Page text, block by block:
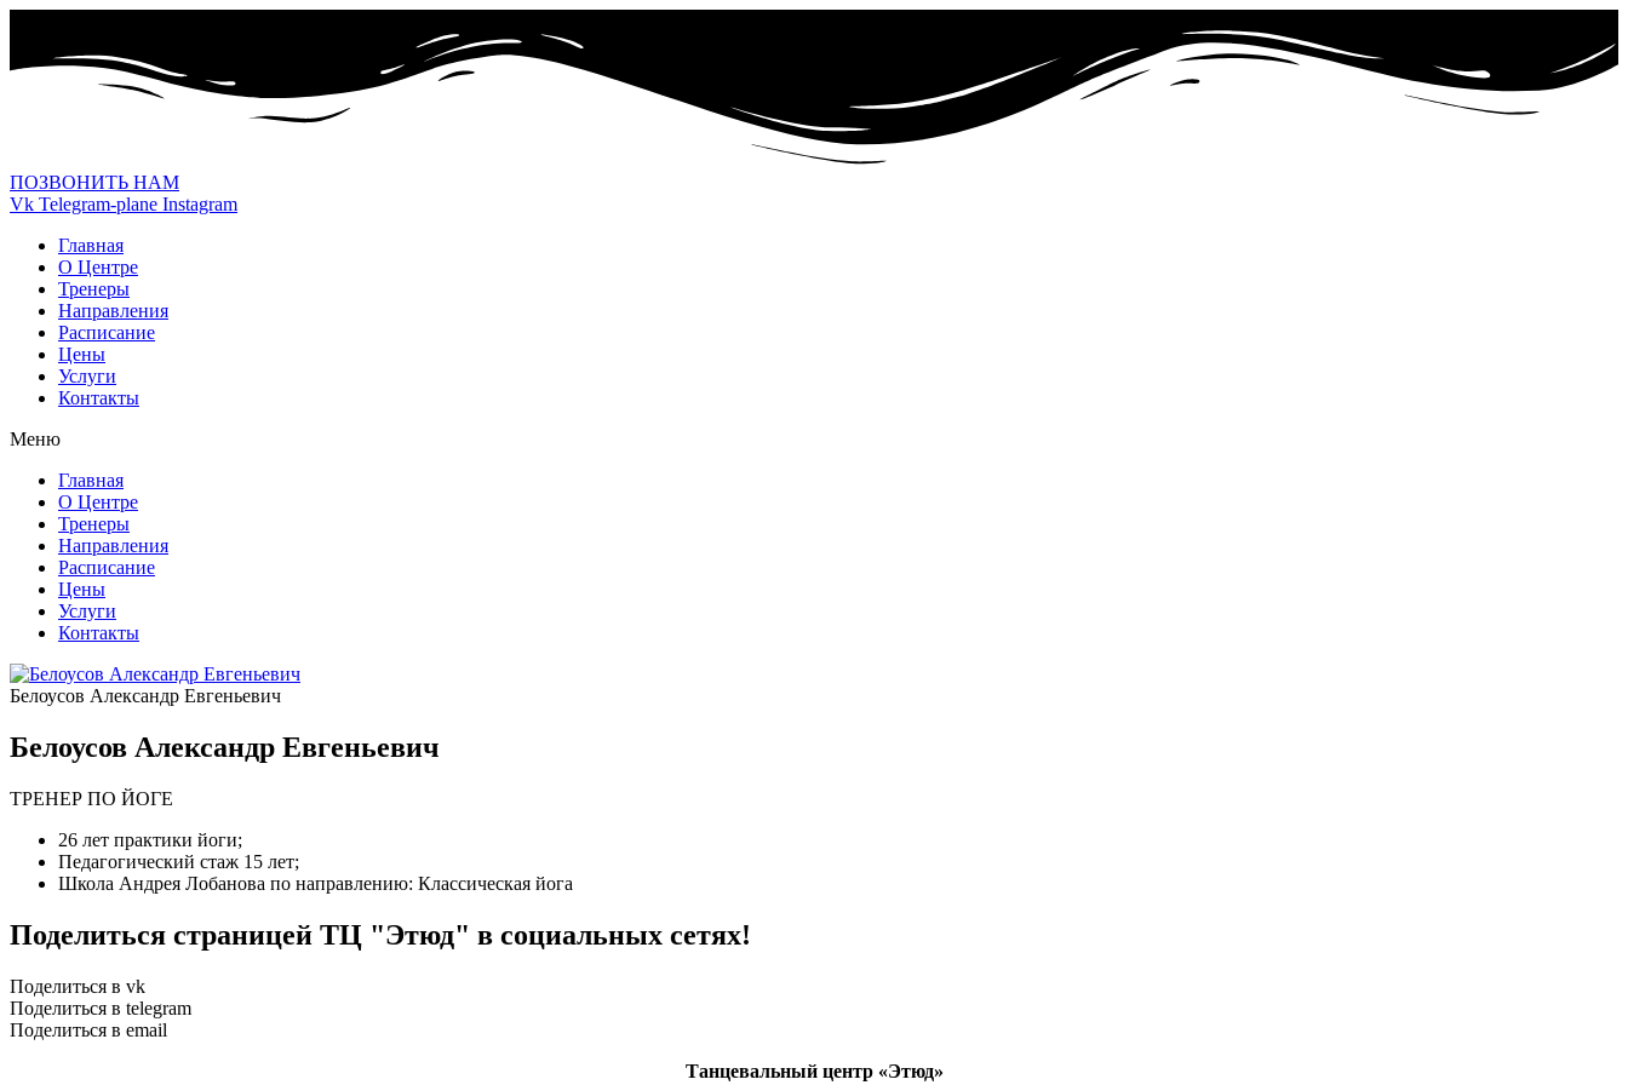
ПОЗВОНИТЬ НАМ
Vk Telegram-plane Instagram
Главная
О Центре
Тренеры
Направления
Расписание
Цены
Услуги
Контакты
Меню
Главная
О Центре
Тренеры
Направления
Расписание
Цены
Услуги
Контакты
Белоусов Александр Евгеньевич
Белоусов Александр Евгеньевич
ТРЕНЕР ПО ЙОГЕ
26 лет практики йоги;
Педагогический стаж 15 лет;
Школа Андрея Лобанова по направлению: Классическая йога
Поделиться страницей ТЦ "Этюд" в социальных сетях!
Поделиться в vk
Поделиться в telegram
Поделиться в email
Танцевальный центр «Этюд»